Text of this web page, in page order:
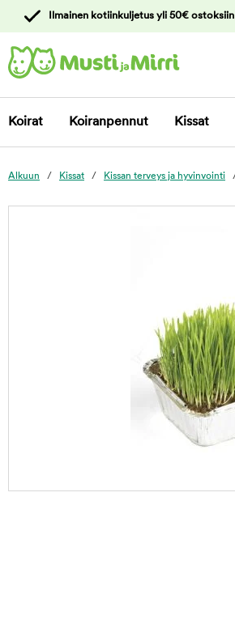
asiakaspalveluun
Ilmainen kotiinkuljetus yli 50€ ostoksiin
Koirat Koiranpennut Kissat
Alkuun Kissat Kissan terveys ja hyvinvointi